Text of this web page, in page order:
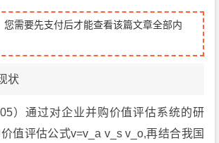
您需要先支付后才能查看该篇文章全部内
状
）通过对企业并购价值评估系统的研
值评估公式v=v_a v_s v_o,再结合我国